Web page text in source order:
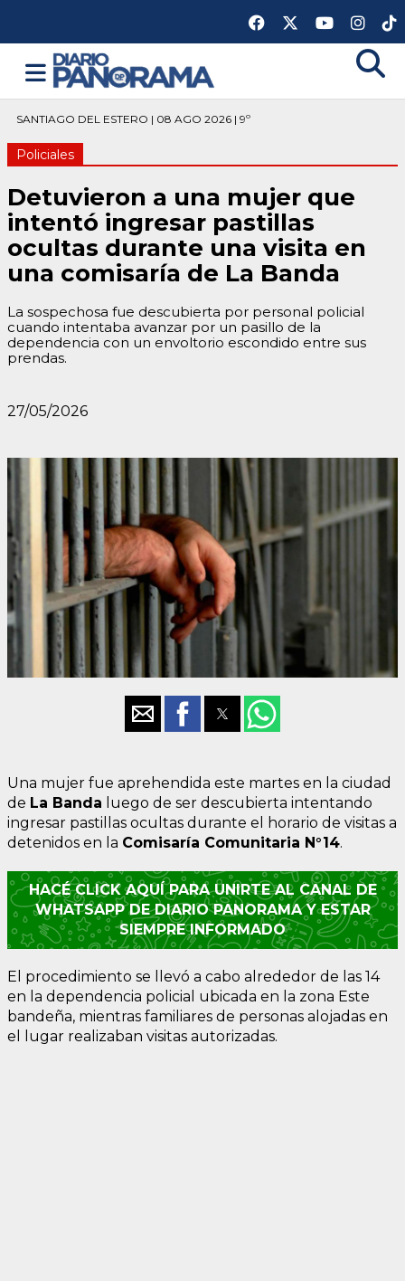
SANTIAGO DEL ESTERO | 08 AGO 2026 | 9º
Policiales
Detuvieron a una mujer que
intentó ingresar pastillas
ocultas durante una visita en
una comisaría de La Banda
La sospechosa fue descubierta por personal policial
cuando intentaba avanzar por un pasillo de la
dependencia con un envoltorio escondido entre sus
prendas.
27/05/2026
Una mujer fue aprehendida este martes en la ciudad
de La Banda luego de ser descubierta intentando
ingresar pastillas ocultas durante el horario de visitas a
detenidos en la Comisaría Comunitaria N°14.
HACÉ CLICK AQUÍ PARA UNIRTE AL CANAL DE
WHATSAPP DE DIARIO PANORAMA Y ESTAR
SIEMPRE INFORMADO
El procedimiento se llevó a cabo alrededor de las 14
en la dependencia policial ubicada en la zona Este
bandeña, mientras familiares de personas alojadas en
el lugar realizaban visitas autorizadas.